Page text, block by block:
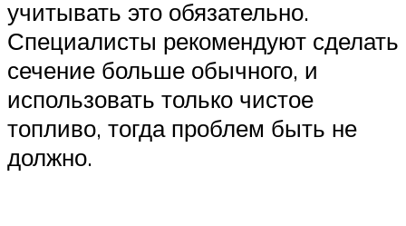
учитывать это обязательно.
Специалисты рекомендуют сделать
сечение больше обычного, и
использовать только чистое
топливо, тогда проблем быть не
должно.